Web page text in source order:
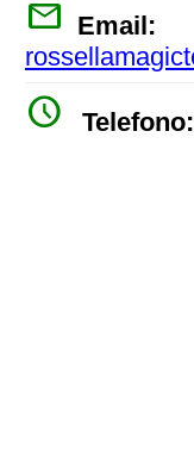
mail Email:
watch_later Telefono: